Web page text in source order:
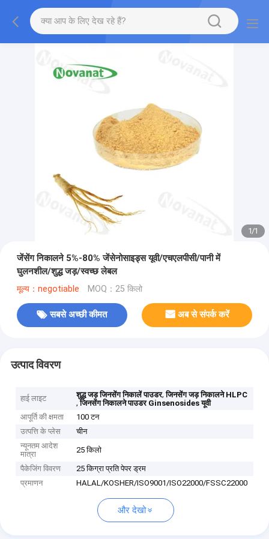
1/1
जेंसेंग निकालने 5%-80% जेंसेनोसाइड्स यूवी/एचएलपीसी/पानी में
घुलनशील/शुद्ध जड़/स्वच्छ लेबल
मूल्य：negotiable MOQ：25 किलो
सबसे अच्छी कीमत अब से संपर्क करें
उत्पाद विवरण
हाई लाइट शुद्ध जड़ जिनसेंग निकालें पाउडर,जिनसेंग जड़ निकालने HLPC
,जिनसेंग निकालने पाउडर Ginsenosides यूवी
आपूर्ति की क्षमता
100 टन
उत्पत्ति के प्लेस
चीन
न्यूनतम आदेश
मात्रा
25 किलो
पैकेजिंग विवरण
25 किग्रा प्रति पेपर ड्रम
प्रमाणन
HALAL/KOSHER/ISO9001/ISO22000/FSSC22000
और देखो